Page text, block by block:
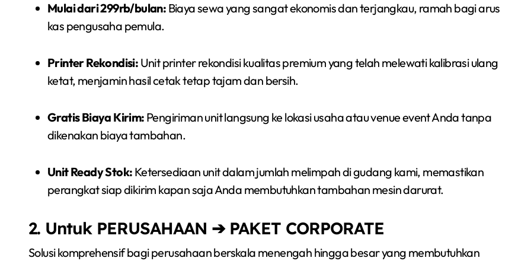
Mulai dari 299rb/bulan: Biaya sewa yang sangat ekonomis dan terjangkau, ramah bagi arus
kas pengusaha pemula.
Printer Rekondisi: Unit printer rekondisi kualitas premium yang telah melewati kalibrasi ulang
ketat, menjamin hasil cetak tetap tajam dan bersih.
Gratis Biaya Kirim: Pengiriman unit langsung ke lokasi usaha atau venue event Anda tanpa
dikenakan biaya tambahan.
Unit Ready Stok: Ketersediaan unit dalam jumlah melimpah di gudang kami, memastikan
perangkat siap dikirim kapan saja Anda membutuhkan tambahan mesin darurat.
2. Untuk PERUSAHAAN ➔ PAKET CORPORATE
Solusi komprehensif bagi perusahaan berskala menengah hingga besar yang membutuhkan